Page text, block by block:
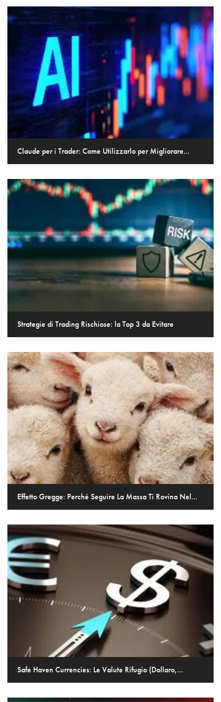
Claude per i Trader: Come Utilizzarlo per Migliorare...
Strategie di Trading Rischiose: la Top 3 da Evitare
Effetto Gregge: Perché Seguire La Massa Ti Rovina Nel...
Safe Haven Currencies: Le Valute Rifugio (Dollaro,...